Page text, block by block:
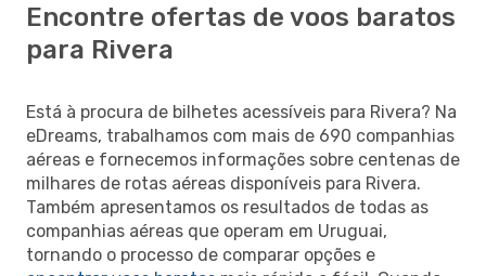
Encontre ofertas de voos baratos
para Rivera
Está à procura de bilhetes acessíveis para Rivera? Na
eDreams, trabalhamos com mais de 690 companhias
aéreas e fornecemos informações sobre centenas de
milhares de rotas aéreas disponíveis para Rivera.
Também apresentamos os resultados de todas as
companhias aéreas que operam em Uruguai,
tornando o processo de comparar opções e